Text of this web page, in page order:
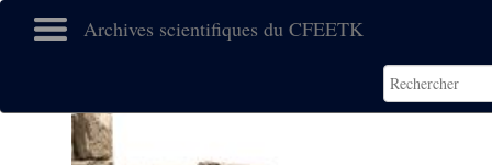
Archives scientifiques du CFEETK